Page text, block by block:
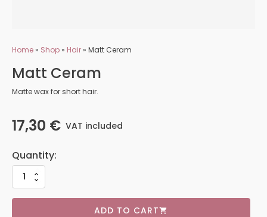
Home» Shop» Hair» Matt Ceram
Matt Ceram
Matte wax for short hair.
17,30 € VAT included
ADD TO CART